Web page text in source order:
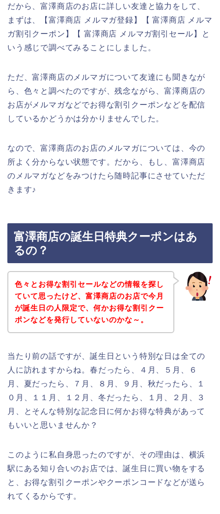
だから、富澤商店のお店に詳しい友達と協力をして、
まずは、【富澤商店 メルマガ登録】【 富澤商店 メルマ
ガ割引クーポン】【 富澤商店 メルマガ割引セール】と
いう感じで調べてみることにしました。
ただ、富澤商店のメルマガについて友達にも聞きなが
ら、色々と調べたのですが、残念ながら、富澤商店の
お店がメルマガなどでお得な割引クーポンなどを配信
しているかどうかは分かりませんでした。
なので、富澤商店のお店のメルマガについては、今の
所よく分からない状態です。だから、もし、富澤商店
のメルマガなどをみつけたら随時記事にさせていただ
きます♪
富澤商店の誕生日特典クーポンはあ
るの？
色々とお得な割引セールなどの情報を探し
ていて思ったけど、富澤商店のお店で今月
が誕生日の人限定で、何かお得な割引クー
ポンなどを発行していないのかな～。
当たり前の話ですが、誕生日という特別な日は全ての
人に訪れますからね。春だったら、４月、５月、６
月、夏だったら、７月、８月、９月、秋だったら、１
０月、１１月、１２月、冬だったら、１月、２月、３
月、とそんな特別な記念日に何かお得な特典があって
もいいと思いませんか？
このように私自身思ったのですが、その理由は、横浜
駅にある知り合いのお店では、誕生日に買い物をする
と、お得な割引クーポンやクーポンコードなどが送ら
れてくるからです。